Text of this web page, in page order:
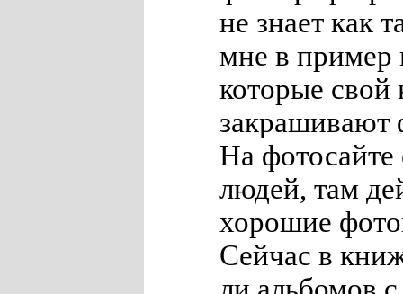
не знает как
мне в пример
которые свой
На фотосайте
людей, там
хорошие
Сейчас в